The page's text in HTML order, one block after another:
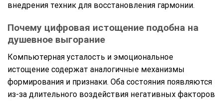
внедрения техник для восстановления гармонии.
Почему цифровая истощение подобна на
душевное выгорание
Компьютерная усталость и эмоциональное
истощение содержат аналогичные механизмы
формирования и признаки. Оба состояния появляются
из-за длительного воздействия негативных факторов